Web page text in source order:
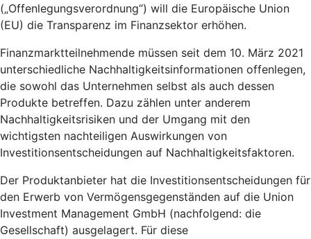
(„Offenlegungsverordnung“) will die Europäische Union
(EU) die Transparenz im Finanzsektor erhöhen.
Finanzmarktteilnehmende müssen seit dem 10. März 2021
unterschiedliche Nachhaltigkeitsinformationen offenlegen,
die sowohl das Unternehmen selbst als auch dessen
Produkte betreffen. Dazu zählen unter anderem
Nachhaltigkeitsrisiken und der Umgang mit den
wichtigsten nachteiligen Auswirkungen von
Investitionsentscheidungen auf Nachhaltigkeitsfaktoren.
Der Produktanbieter hat die Investitionsentscheidungen für
den Erwerb von Vermögensgegenständen auf die Union
Investment Management GmbH (nachfolgend: die
Gesellschaft) ausgelagert. Für diese